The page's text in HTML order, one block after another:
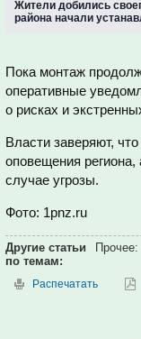
Жители добились
района начали
Пока монтаж
оперативные
о рисках и
Власти заверяют,
оповещения
случае угрозы.
Фото: 1pnz.ru
Другие статьи
по темам:
Прочее:
Распечатать